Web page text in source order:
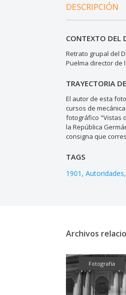
DESCRIPCIÓN
CONTEXTO DEL
Retrato grupal del
Puelma director de
TRAYECTORIA
El autor de esta
cursos de
fotográfico "Vistas
la República
consigna que
TAGS
1901 Autoridades
Archivos
Fotografía